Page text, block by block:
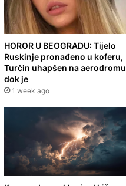
HOROR U BEOGRADU: Tijelo
Ruskinje pronađeno u koferu,
Turčin uhapšen na aerodromu
dok je
1 week ago